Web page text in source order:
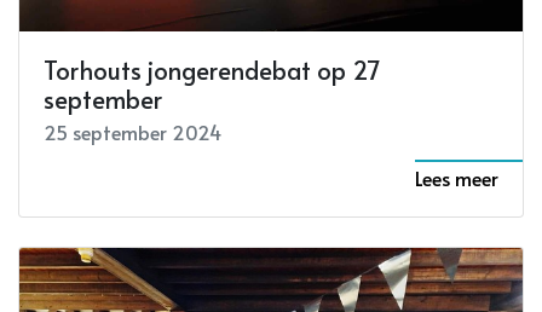
Torhouts jongerendebat op 27
september
25 september 2024
Lees meer